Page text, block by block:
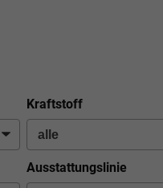
Kraftstoff
Ausstattungslinie